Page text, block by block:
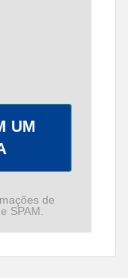
UM
de
SPAM.